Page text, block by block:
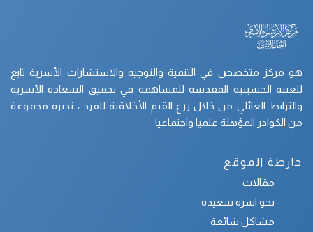
هو مركز متخصص في التنمية والتوجيه والاستشارات الأسرية تابع
للعتبة الحسينية المقدسة للمساهمة في تحقيق السعادة الأسرية
والترابط العائلي من خلال زرع القيم الأخلاقية للفرد ، تديره مجموعة
من الكوادر المؤهلة علميا واجتماعيا..
خارطة الموقع
مقالات
نحو اسرة سعيدة
مشاكل شائعة